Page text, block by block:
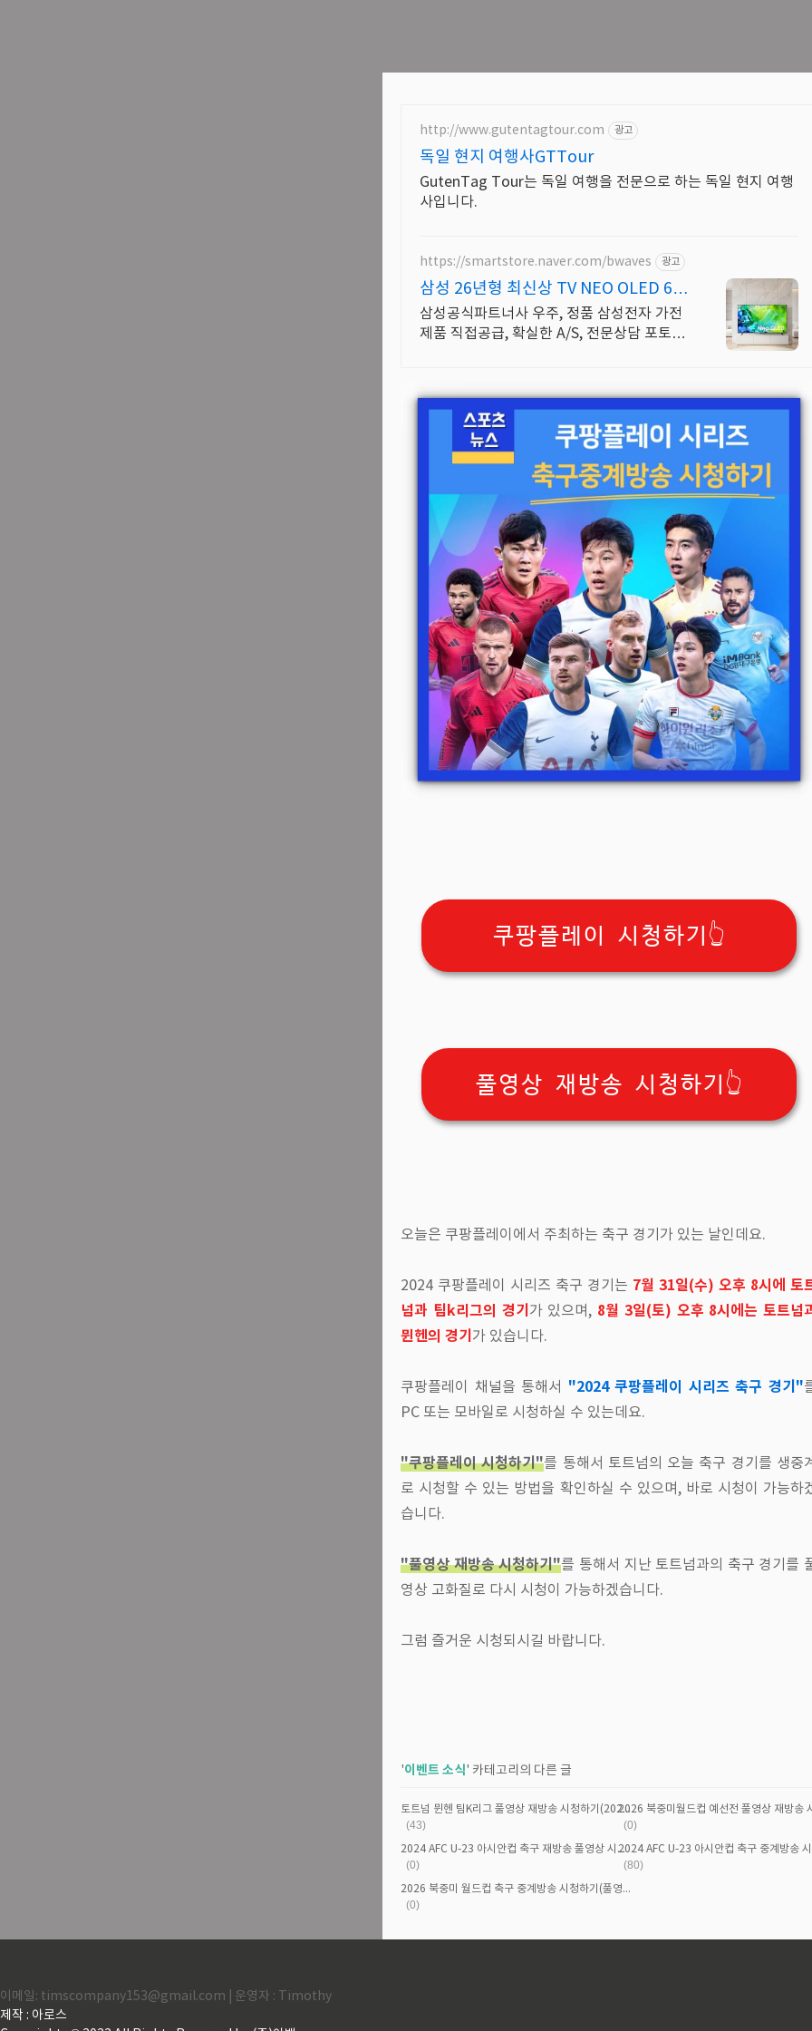
http://www.gutentagtour.com 광고
독일 현지 여행사GTTour
GutenTag Tour는 독일 여행을 전문으로 하는 독일 현지 여행
사입니다.
https://smartstore.naver.com/bwaves 광고
삼성 26년형 최신상 TV NEO OLED 65
인치
삼성공식파트너사 우주, 정품 삼성전자 가전
제품 직접공급, 확실한 A/S, 전문상담 포토리
쿠팡플레이 시청하기👆
풀영상 재방송 시청하기👆
오늘은 쿠팡플레이에서 주최하는 축구 경기가 있는 날인데요.
2024 쿠팡플레이 시리즈 축구 경기는 7월 31일(수) 오후 8시에 토
넘과 팀k리그의 경기 가 있으며, 8월 3일(토) 오후 8시에는 토트넘
뮌헨의 경기 가 있습니다.
쿠팡플레이 채널을 통해서 "2024 쿠팡플레이 시리즈 축구 경기"
PC 또는 모바일로 시청하실 수 있는데요.
"쿠팡플레이 시청하기"를 통해서 토트넘의 오늘 축구 경기를 생중계
로 시청할 수 있는 방법을 확인하실 수 있으며, 바로 시청이 가능하
습니다.
"풀영상 재방송 시청하기"를 통해서 지난 토트넘과의 축구 경기를
영상 고화질로 다시 시청이 가능하겠습니다.
그럼 즐거운 시청되시길 바랍니다.
'이벤트 소식' 카테고리의 다른 글
토트넘 뮌헨 팀K리그 풀영상 재방송 시청하기(2024쿠팡플레이 시리즈)
(43)
2026 북중미월드컵 예선전 풀영상 재방송
(0)
2024 AFC U-23 아시안컵 축구 재방송 풀영상 시청하기
(0) (80)
2026 북중미 월드컵 축구 중계방송 시청하기(풀영상 재방송 시청)
(0)
이메일: timscompany153@gmail.com | 운영자 : Timothy
제작 : 아로스